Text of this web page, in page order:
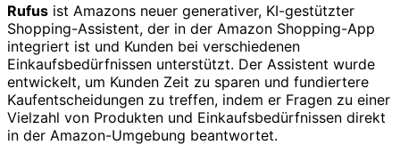
Rufus ist Amazons neuer generativer, KI-gestützter
Shopping-Assistent, der in der Amazon Shopping-App
integriert ist und Kunden bei verschiedenen
Einkaufsbedürfnissen unterstützt. Der Assistent wurde
entwickelt, um Kunden Zeit zu sparen und fundiertere
Kaufentscheidungen zu treffen, indem er Fragen zu einer
Vielzahl von Produkten und Einkaufsbedürfnissen direkt
in der Amazon-Umgebung beantwortet.